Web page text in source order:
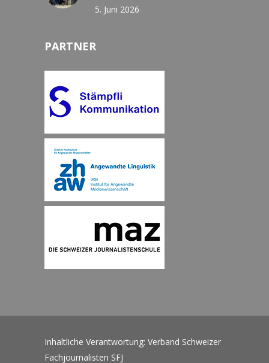
5. Juni 2026
PARTNER
Inhaltliche Verantwortung: Verband Schweizer
Fachjournalisten SFJ